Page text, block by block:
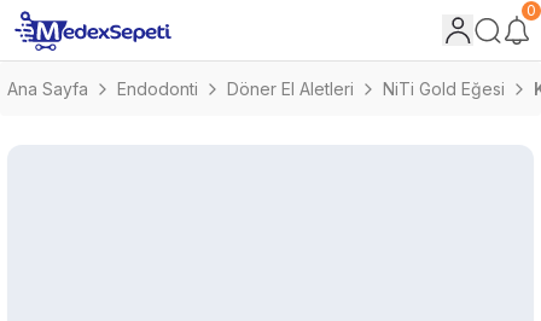
0
Ana Sayfa Endodonti Döner El Aletleri NiTi Gold Eğesi